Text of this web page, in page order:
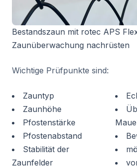
Bestandszaun mit rotec APS
Zaunüberwachung nachrüsten
Wichtige Prüfpunkte sind:
Zauntyp
Zaunhöhe
Pfostenstärke
Pfostenabstand
Stabilität der
Zaunfelder